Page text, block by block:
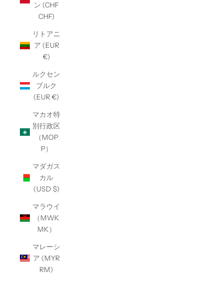
ン (CHF
CHF)
リトアニ
ア (EUR
€)
ルクセン
ブルク
(EUR €)
マカオ特
別行政区
（MOP
P）
マダガス
カル
(USD $)
マラウイ
（MWK
MK）
マレーシ
ア (MYR
RM)